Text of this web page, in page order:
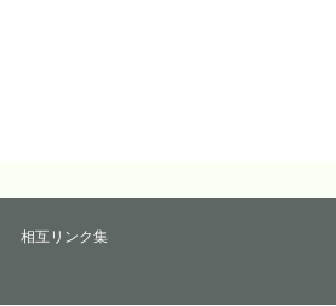
相互リンク集